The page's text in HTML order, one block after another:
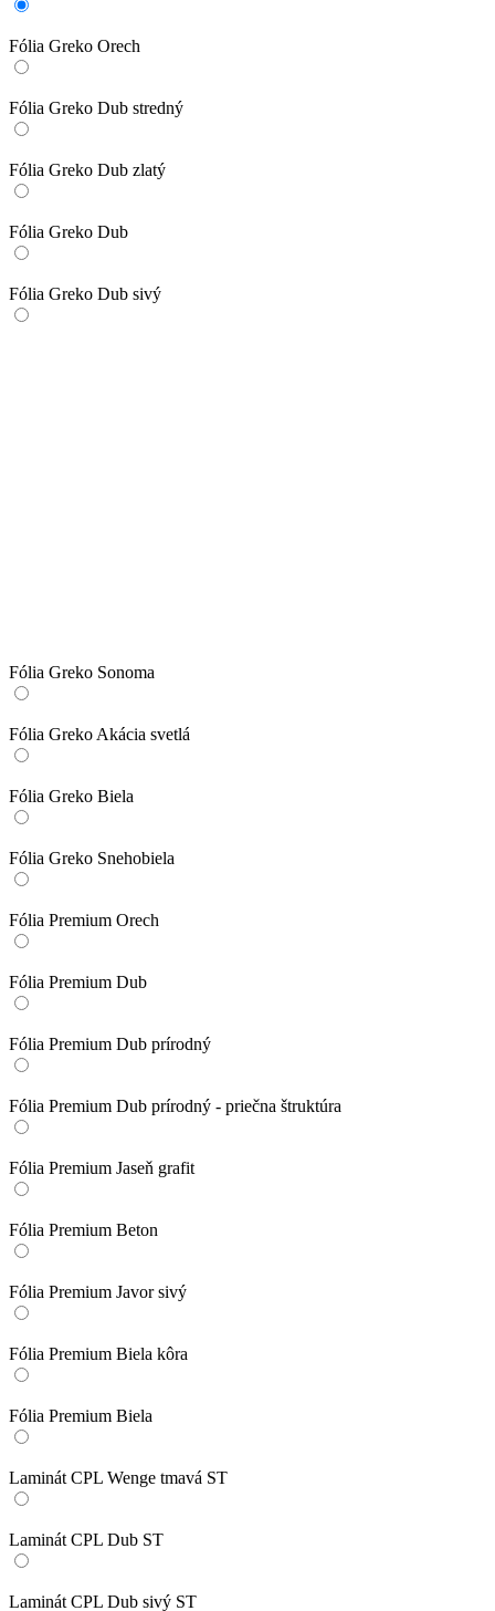
Fólia Greko Orech
Fólia Greko Dub stredný
Fólia Greko Dub zlatý
Fólia Greko Dub
Fólia Greko Dub sivý
Fólia Greko Sonoma
Fólia Greko Akácia svetlá
Fólia Greko Biela
Fólia Greko Snehobiela
Fólia Premium Orech
Fólia Premium Dub
Fólia Premium Dub prírodný
Fólia Premium Dub prírodný - priečna štruktúra
Fólia Premium Jaseň grafit
Fólia Premium Beton
Fólia Premium Javor sivý
Fólia Premium Biela kôra
Fólia Premium Biela
Laminát CPL Wenge tmavá ST
Laminát CPL Dub ST
Laminát CPL Dub sivý ST